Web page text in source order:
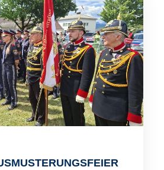
S